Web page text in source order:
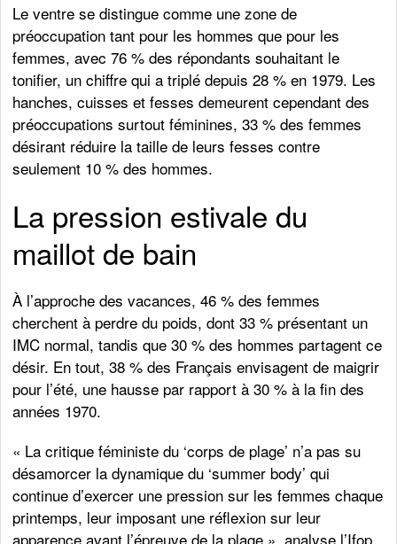
Le ventre se distingue comme une zone de
préoccupation tant pour les hommes que pour les
femmes, avec 76 % des répondants souhaitant le
tonifier, un chiffre qui a triplé depuis 28 % en 1979. Les
hanches, cuisses et fesses demeurent cependant des
préoccupations surtout féminines, 33 % des femmes
désirant réduire la taille de leurs fesses contre
seulement 10 % des hommes.
La pression estivale du
maillot de bain
À l’approche des vacances, 46 % des femmes
cherchent à perdre du poids, dont 33 % présentant un
IMC normal, tandis que 30 % des hommes partagent ce
désir. En tout, 38 % des Français envisagent de maigrir
pour l’été, une hausse par rapport à 30 % à la fin des
années 1970.
« La critique féministe du ‘corps de plage’ n’a pas su
désamorcer la dynamique du ‘summer body’ qui
continue d’exercer une pression sur les femmes chaque
printemps, leur imposant une réflexion sur leur
apparence avant l’épreuve de la plage », analyse l’Ifop.